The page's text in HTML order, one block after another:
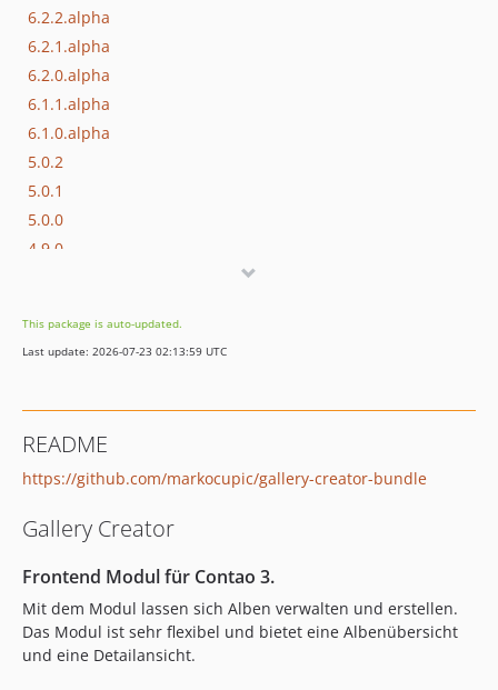
6.2.2.alpha
6.2.1.alpha
6.2.0.alpha
6.1.1.alpha
6.1.0.alpha
5.0.2
5.0.1
5.0.0
4.9.0
1.0.0
dev-6.x.x.alpha
dev-support/4.9.0
This package is auto-updated.
Last update: 2026-07-23 02:13:59 UTC
README
https://github.com/markocupic/gallery-creator-bundle
Gallery Creator
Frontend Modul für Contao 3.
Mit dem Modul lassen sich Alben verwalten und erstellen.
Das Modul ist sehr flexibel und bietet eine Albenübersicht
und eine Detailansicht.